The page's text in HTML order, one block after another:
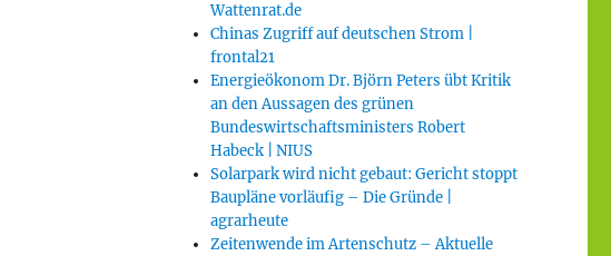
Wattenrat.de
Chinas Zugriff auf deutschen Strom |
frontal21
Energieökonom Dr. Björn Peters übt Kritik
an den Aussagen des grünen
Bundeswirtschaftsministers Robert
Habeck | NIUS
Solarpark wird nicht gebaut: Gericht stoppt
Baupläne vorläufig – Die Gründe |
agrarheute
Zeitenwende im Artenschutz – Aktuelle